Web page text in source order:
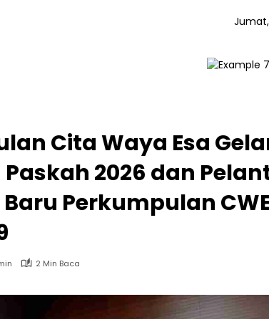
Cita Waya Esa
2026 dan
Perkumpulan
2 Min Baca